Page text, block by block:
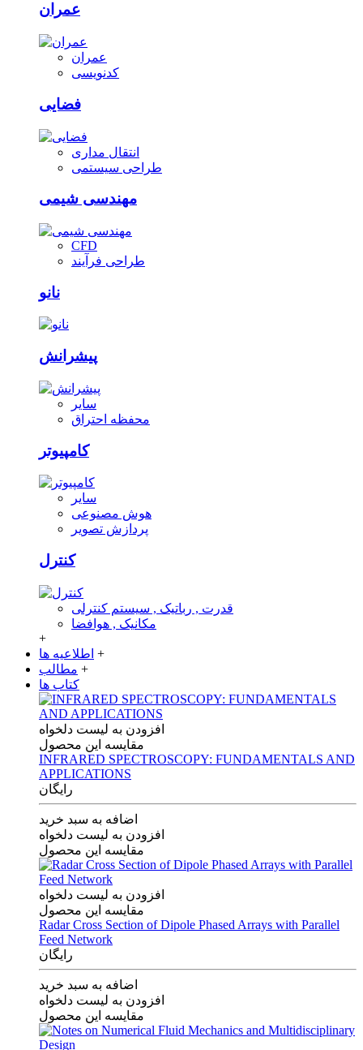
عمران
عمران
کدنویسی
فضایی
انتقال مداری
طراحی سیستمی
مهندسی شیمی
CFD
طراحی فرآیند
نانو
پیشرانش
سایر
محفظه احتراق
کامپیوتر
سایر
هوش مصنوعی
پردازش تصویر
کنترل
قدرت , رباتیک , سیستم کنترلی
مکانیک , هوافضا
+
اطلاعیه ها +
مطالب +
کتاب ها
افزودن به لیست دلخواه
مقایسه این محصول
INFRARED SPECTROSCOPY: FUNDAMENTALS AND
APPLICATIONS
رایگان
اضافه به سبد خرید
افزودن به لیست دلخواه
مقایسه این محصول
افزودن به لیست دلخواه
مقایسه این محصول
Radar Cross Section of Dipole Phased Arrays with Parallel
Feed Network
رایگان
اضافه به سبد خرید
افزودن به لیست دلخواه
مقایسه این محصول